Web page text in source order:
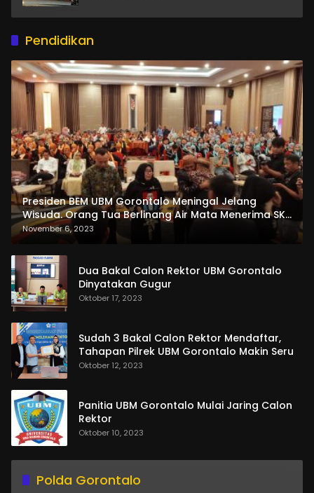
Pendidikan
Presiden BEM UBM Gorontalo Meningal Jelang
Wisuda. Orang Tua Berlinang Air Mata Menerima SKL
dan Pemasangan Salempang
November 6, 2023
Dua Bakal Calon Rektor UBM Gorontalo
Dinyatakan Gugur
Oktober 17, 2023
Sudah 3 Bakal Calon Rektor Mendaftar,
Tahapan Pilrek UBM Gorontalo Makin Seru
Oktober 12, 2023
Panitia UBM Gorontalo Mulai Jaring Calon
Rektor
Oktober 10, 2023
Polda Gorontalo